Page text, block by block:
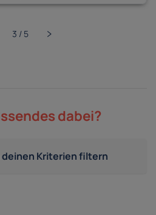
dabei?
Kriterien filtern